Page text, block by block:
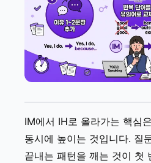
IM에서 IH로 올라가는 핵심
동시에 높이는 것입니다. 질
끝내는 패턴을 깨는 것이 첫